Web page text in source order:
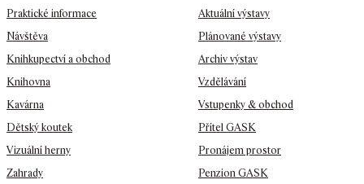
Praktické informace
Návštěva
Knihkupectví a obchod
Knihovna
Kavárna
Dětský koutek
Vizuální herny
Zahrady
Aktuální výstavy
Plánované výstavy
Archiv výstav
Vzdělávání
Vstupenky & obchod
Přítel GASK
Pronájem prostor
Penzion GASK